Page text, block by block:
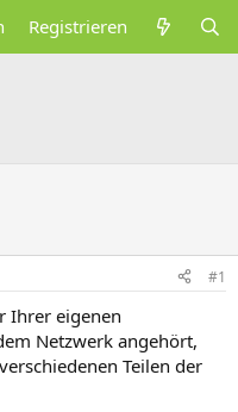
Registrieren
#1
Ihrer eigenen
Netzwerk angehört,
Teilen der